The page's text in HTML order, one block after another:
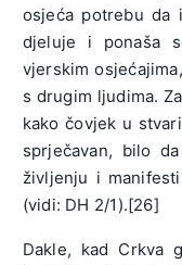
osjeća potrebu
djeluje i ponaša
vjerskim
s drugim ljudima.
kako čovjek u
sprječavan, bilo
življenju i
(vidi: DH 2/1).[26]
Dakle, kad Crkva